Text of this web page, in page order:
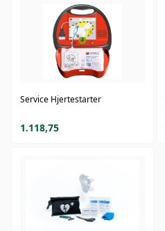
Service Hjertestarter
1.118,75